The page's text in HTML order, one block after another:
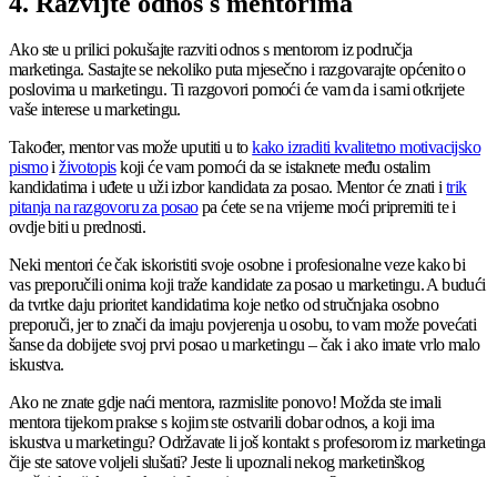
Ako ste u prilici pokušajte razviti odnos s mentorom iz područja
marketinga. Sastajte se nekoliko puta mjesečno i razgovarajte općenito o
poslovima u marketingu. Ti razgovori pomoći će vam da i sami otkrijete
vaše interese u marketingu.
Također, mentor vas može uputiti u tokako izraditi kvalitetno motivacijsko
pismoiživotopiskoji će vam pomoći da se istaknete među ostalim
kandidatima i uđete u uži izbor kandidata za posao. Mentor će znati itrik
pitanja na razgovoru za posaopa ćete se na vrijeme moći pripremiti te i
ovdje biti u prednosti.
Neki mentori će čak iskoristiti svoje osobne i profesionalne veze kako bi
vas preporučili onima koji traže kandidate za posao u marketingu. A budući
da tvrtke daju prioritet kandidatima koje netko od stručnjaka osobno
preporuči, jer to znači da imaju povjerenja u osobu, to vam može povećati
šanse da dobijete svoj prvi posao u marketingu – čak i ako imate vrlo malo
iskustva.
Ako ne znate gdje naći mentora, razmislite ponovo! Možda ste imali
mentora tijekom prakse s kojim ste ostvarili dobar odnos, a koji ima
iskustva u marketingu? Održavate li još kontakt s profesorom iz marketinga
čije ste satove voljeli slušati? Jeste li upoznali nekog marketinškog